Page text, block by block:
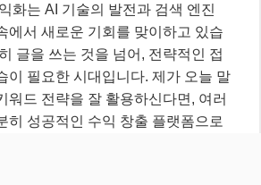
궁금한 점이 있다면 언제든지 댓
~ 😊